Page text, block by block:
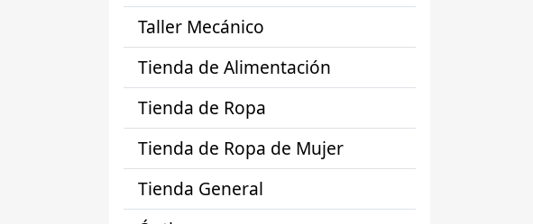
Taller Mecánico
Tienda de Alimentación
Tienda de Ropa
Tienda de Ropa de Mujer
Tienda General